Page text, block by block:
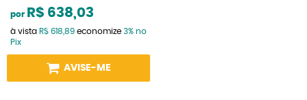
por R$ 638,03
à vista R$ 618,89 economize 3% no
Pix
AVISE-ME